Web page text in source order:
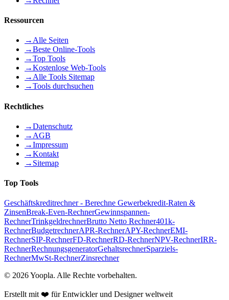
Ressourcen
→ Alle Seiten
→Beste Online-Tools
→Top Tools
→Kostenlose Web-Tools
→ Alle Tools Sitemap
→Tools durchsuchen
Rechtliches
→Datenschutz
→ AGB
→Impressum
→Kontakt
→ Sitemap
Top Tools
Geschäftskreditrechner - Berechne Gewerbekredit-Raten &
ZinsenBreak-Even-RechnerGewinnspannen-
RechnerTrinkgeldrechnerBrutto Netto Rechner401k-
RechnerBudgetrechnerAPR-RechnerAPY-RechnerEMI-
RechnerSIP-RechnerFD-RechnerRD-RechnerNPV-RechnerIRR-
RechnerRechnungsgeneratorGehaltsrechnerSparziels-
RechnerMwSt-RechnerZinsrechner
© 2026Yoopla. Alle Rechte vorbehalten.
Erstellt mit ❤️ für Entwickler und Designer weltweit